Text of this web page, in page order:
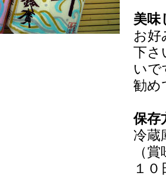
美味
お好
下さ
いで
勧め
保存
冷蔵
（
１０